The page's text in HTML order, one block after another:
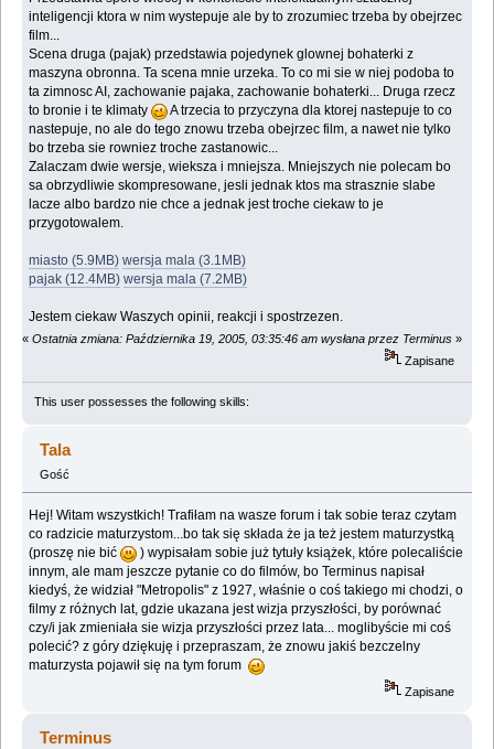
inteligencji ktora w nim wystepuje ale by to zrozumiec trzeba by obejrzec
film...
Scena druga (pajak) przedstawia pojedynek glownej bohaterki z
maszyna obronna. Ta scena mnie urzeka. To co mi sie w niej podoba to
ta zimnosc AI, zachowanie pajaka, zachowanie bohaterki... Druga rzecz
to bronie i te klimaty
A trzecia to przyczyna dla ktorej nastepuje to co
nastepuje, no ale do tego znowu trzeba obejrzec film, a nawet nie tylko
bo trzeba sie rowniez troche zastanowic...
Zalaczam dwie wersje, wieksza i mniejsza. Mniejszych nie polecam bo
sa obrzydliwie skompresowane, jesli jednak ktos ma strasznie slabe
lacze albo bardzo nie chce a jednak jest troche ciekaw to je
przygotowalem.
miasto (5.9MB) wersja mala (3.1MB)
pajak (12.4MB) wersja mala (7.2MB)
Jestem ciekaw Waszych opinii, reakcji i spostrzezen.
« Ostatnia zmiana: Października 19, 2005, 03:35:46 am wysłana przez Terminus »
Zapisane
This user possesses the following skills:
Tala
Gość
Hej! Witam wszystkich! Trafiłam na wasze forum i tak sobie teraz czytam
co radzicie maturzystom...bo tak się składa że ja też jestem maturzystką
(proszę nie bić
) wypisałam sobie już tytuły książek, które polecaliście
innym, ale mam jeszcze pytanie co do filmów, bo Terminus napisał
kiedyś, że widział "Metropolis" z 1927, właśnie o coś takiego mi chodzi, o
filmy z różnych lat, gdzie ukazana jest wizja przyszłości, by porównać
czy/i jak zmieniała sie wizja przyszłości przez lata... moglibyście mi coś
polecić? z góry dziękuję i przepraszam, że znowu jakiś bezczelny
maturzysta pojawił się na tym forum
Zapisane
Terminus